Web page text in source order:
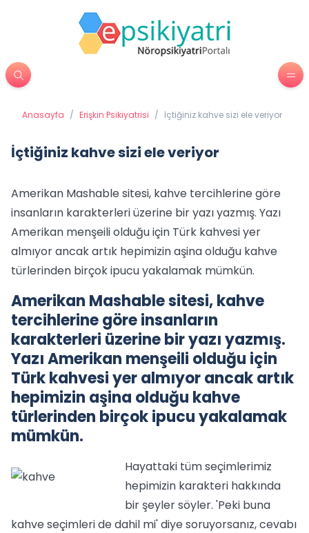
Anasayfa / Erişkin Psikiyatrisi / İçtiğiniz kahve sizi ele veriyor
İçtiğiniz kahve sizi ele veriyor
Amerikan Mashable sitesi, kahve tercihlerine göre
insanların karakterleri üzerine bir yazı yazmış. Yazı
Amerikan menşeili olduğu için Türk kahvesi yer
almıyor ancak artık hepimizin aşina olduğu kahve
türlerinden birçok ipucu yakalamak mümkün.
Amerikan Mashable sitesi, kahve
tercihlerine göre insanların
karakterleri üzerine bir yazı yazmış.
Yazı Amerikan menşeili olduğu için
Türk kahvesi yer almıyor ancak artık
hepimizin aşina olduğu kahve
türlerinden birçok ipucu yakalamak
mümkün.
Hayattaki tüm seçimlerimiz
hepimizin karakteri hakkında
bir şeyler söyler. 'Peki buna
kahve seçimleri de dahil mi' diye soruyorsanız, cevabı